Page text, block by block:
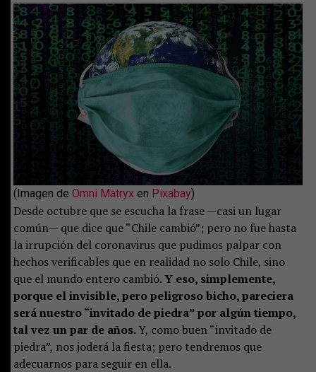
(Imagen de Omni Matryx en Pixabay)
Desde octubre que se escucha la frase —casi un lugar
común— que dice que “Chile cambió”; pero no fue hasta
la irrupción del coronavirus que pudimos palpar con
hechos verificables que en realidad no solo Chile, sino
que el mundo entero cambió.Y eso, simplemente,
porque el invisible, pero peligroso bicho, pareciera
será nuestro “invitado de piedra” por algún tiempo,
tal vez un par de años.Y, como buen “invitado de
piedra”, nos joderá la fiesta; pero tendremos que
adecuarnos para seguir en ella.